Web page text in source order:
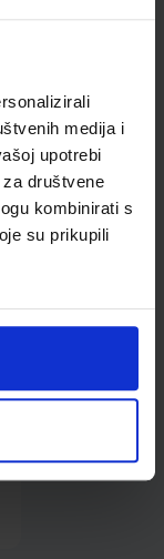
medija i
upotrebi
društvene
kombinirati s
su prikupili